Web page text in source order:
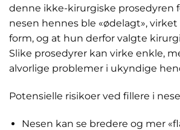
denne ikke-kirurgiske prosedyren
nesen hennes ble «ødelagt»,
form, og at hun derfor valgte
Slike prosedyrer kan virke enkle,
alvorlige problemer i ukyndige
Potensielle risikoer ved fillere i
Nesen kan se bredere og mer